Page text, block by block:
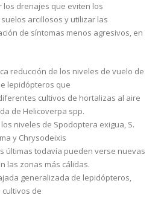
drenajes que eviten los
arcillosos y utilizar las
de síntomas menos agresivos, en
reducción de los niveles de vuelo de
lepidópteros que
cultivos de hortalizas al aire
de Helicoverpa spp.
niveles de Spodoptera exigua, S.
y Chrysodeixis
últimas todavía pueden verse nuevas
las zonas más cálidas.
generalizada de lepidópteros,
de